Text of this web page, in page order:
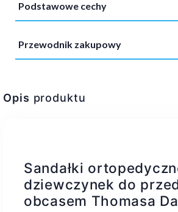
Podstawowe cechy
Przewodnik zakupowy
Opis produktu
Sandałki
dziewczynek do
obcasem Thomasa